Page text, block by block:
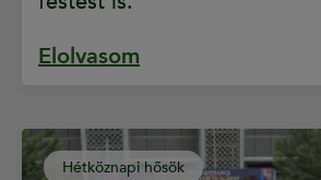
Elolvasom
Hétköznapi hősök